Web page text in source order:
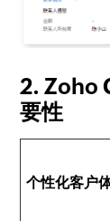
2. Zoho
要性
个性化客户